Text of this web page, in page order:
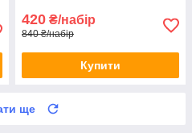
420 ₴/набір
840 ₴/набір
Купити
ще